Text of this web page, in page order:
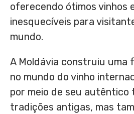
oferecendo ótimos vinhos
inesquecíveis para
mundo.
A Moldávia construiu
no mundo do vinho
por meio de seu autêntico
tradições antigas, mas